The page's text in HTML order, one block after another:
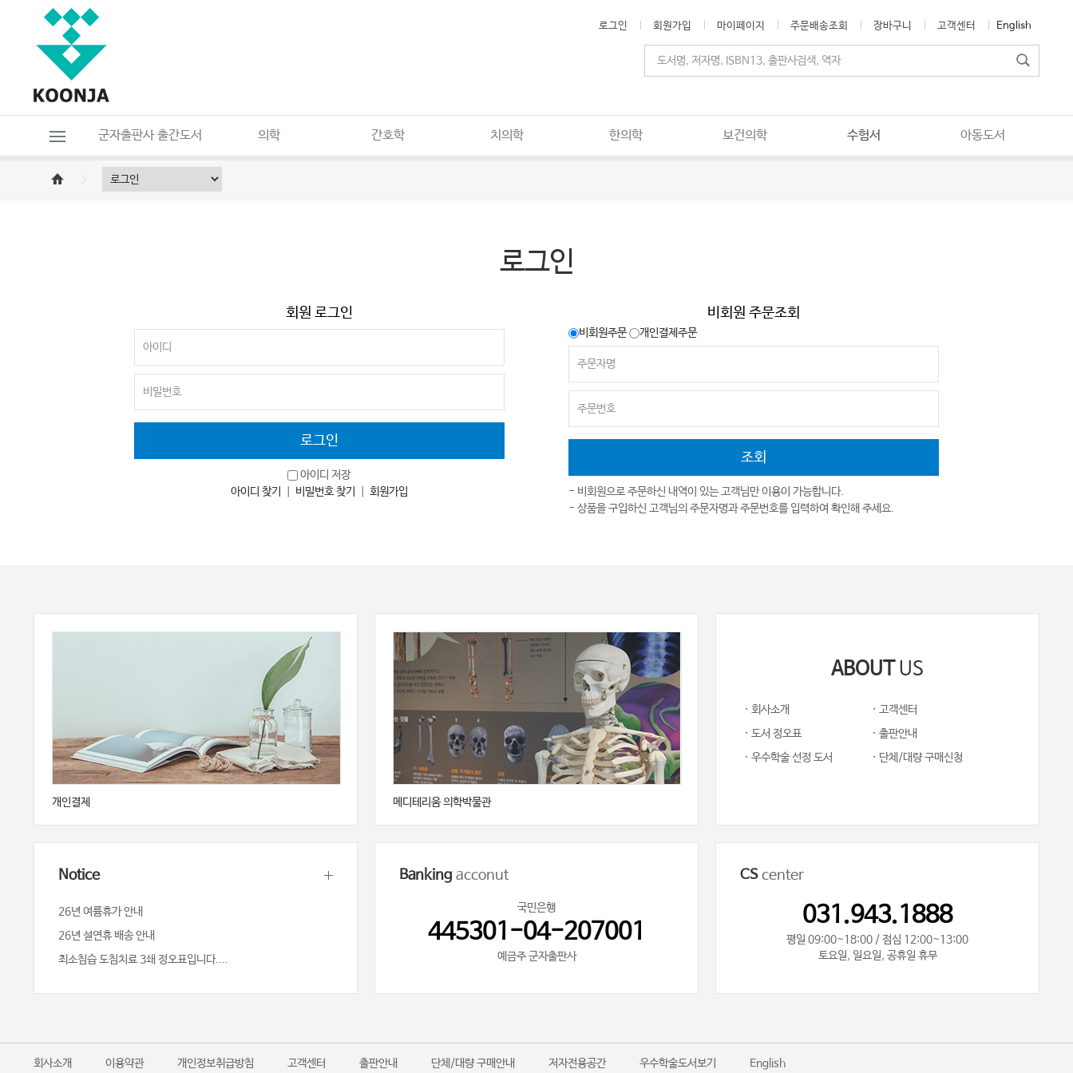
로그인 회원가입 마이페이지 주문배송조회 장바구니 고객센터 English
군자출판사 출간도서 의학 간호학 치의학 한의학 보건의학 수험서 아동도서
로그인
회원 로그인
아이디 저장
아이디 찾기
비밀번호 찾기 회원가입
비회원 주문조회
비회원주문 개인결제주문
- 비회원으로 주문하신 내역이 있는 고객님만 이용이 가능합니다.
- 상품을 구입하신 고객님의 주문자명과 주문번호를 입력하여 확인해 주세요.
개인결제 메디테리움 의학박물관
ABOUT US
· 회사소개
· 고객센터
· 도서 정오표
· 출판안내
· 우수학술 선정 도서
· 단체/대량 구매신청
Notice
26년 여륨휴가 안내
26년 설연휴 배송 안내
최소침습 도침치료 3쇄 정오표입니다....
Banking acconut
국민은행
445301-04-207001
예금주 군자출판사
CS center
031.943.1888
평일 09:00~18:00 / 점심 12:00~13:00
토요일, 일요일, 공휴일 휴무
회사소개 이용약관 개인정보취급방침 고객센터 출판안내 단체/대량 구매안내 저자전용공간 우수학술도서보기 English